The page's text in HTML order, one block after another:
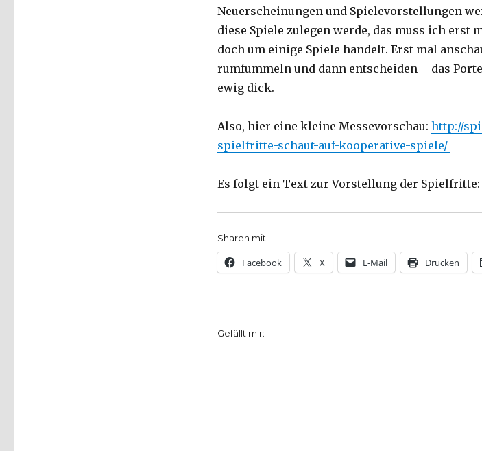
Neuerscheinungen und Spielevorstellungen
diese Spiele zulegen werde, das muss ich erst
doch um einige Spiele handelt. Erst mal
rumfummeln und dann entscheiden – das
ewig dick.
Also, hier eine kleine Messevorschau: http://
spielfritte-schaut-auf-kooperative-spiele/
Es folgt ein Text zur Vorstellung der Spielfritte:
Sharen mit:
Facebook X E-Mail Drucken
Gefällt mir: